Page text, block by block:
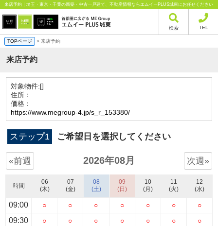
来店予約｜埼玉・東京・千葉の新築・中古一戸建て、不動産情報ならエムイーPLUS城東にお任せください
検索 TEL
TOPページ > 来店予約
来店予約
対象物件:[]
住所：
価格：
https://www.megroup-4.jp/s_r_153380/
ステップ1 ご希望日を選択してください
«前週 2026年08月 次週»
時間
09:00
09:30
06
(木)
○
○
07
(金)
○
○
08
(土)
○
○
09
(日)
○
○
10
(月)
○
○
11
(火)
○
○
12
(水)
○
○